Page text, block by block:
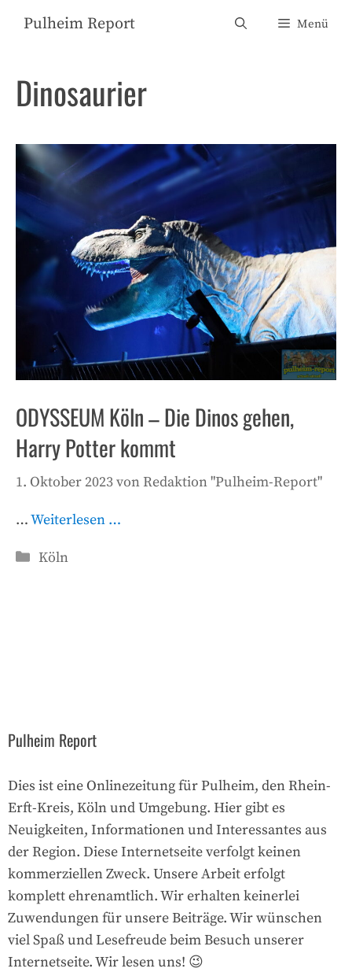
InhaltPulheim Report Menü
Dinosaurier
ODYSSEUM Köln – Die Dinos gehen,
Harry Potter kommt
1. Oktober 2023von Redaktion "Pulheim-Report"
…Weiterlesen …
Kategorien
Köln
Pulheim Report
Dies ist eine Onlinezeitung für Pulheim, den Rhein-
Erft-Kreis, Köln und Umgebung. Hier gibt es
Neuigkeiten, Informationen und Interessantes aus
der Region. Diese Internetseite verfolgt keinen
kommerziellen Zweck. Unsere Arbeit erfolgt
komplett ehrenamtlich. Wir erhalten keinerlei
Zuwendungen für unsere Beiträge. Wir wünschen
viel Spaß und Lesefreude beim Besuch unserer
Internetseite. Wir lesen uns! 😉